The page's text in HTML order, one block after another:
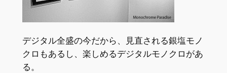
デジタル全盛の今だから、見直される銀塩モノ
クロもあるし、楽しめるデジタルモノクロがあ
る。